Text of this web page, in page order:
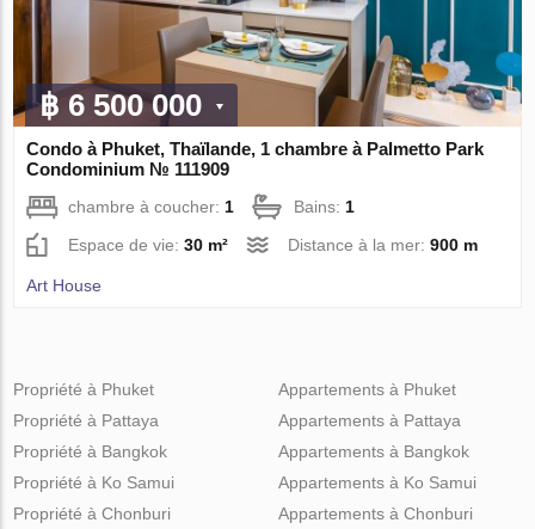
฿ 6 500 000
Condo à Phuket, Thaïlande, 1 chambre à Palmetto Park
Condominium № 111909
chambre à coucher: 1 Bains: 1
Espace de vie:30 m² Distance à la mer:900 m
Art House
Propriété à Phuket
Propriété à Pattaya
Propriété à Bangkok
Propriété à Ko Samui
Propriété à Chonburi
Appartements à Phuket
Appartements à Pattaya
Appartements à Bangkok
Appartements à Ko Samui
Appartements à Chonburi